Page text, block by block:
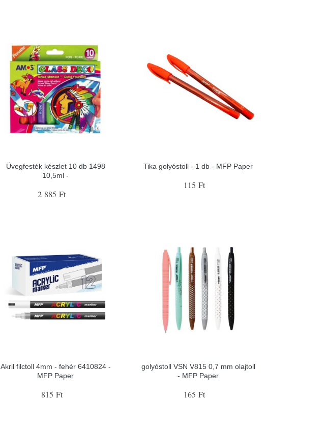
Üvegfesték készlet 10 db 1498
10,5ml -
2 885 Ft
Tika golyóstoll - 1 db - MFP Paper
115 Ft
Akril filctoll 4mm - fehér 6410824 -
MFP Paper
815 Ft
golyóstoll VSN V815 0,7 mm olajtoll
- MFP Paper
165 Ft